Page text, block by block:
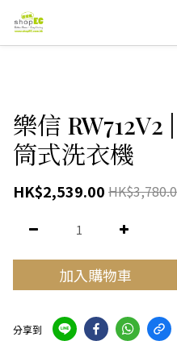
樂信 RW712V2
筒式洗衣機
HK$2,539.00
加入購物車
分享到